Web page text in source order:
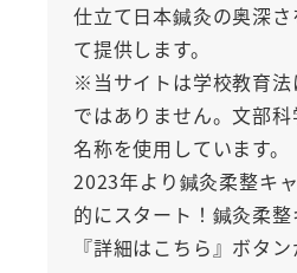
仕立て日本鍼灸の奥深
て提供します。
※当サイトは学校教育法
ではありません。文部科
名称を使用しています。
2023年より鍼灸柔整キ
的にスタート！鍼灸柔
『詳細はこちら』ボタン